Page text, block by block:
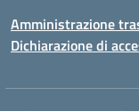
Amministrazione
Dichiarazione di